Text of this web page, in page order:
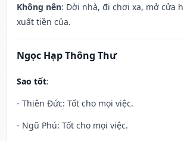
Không nên: Dời nhà, đi chơi xa, mở cửa
xuất tiền của.
Ngọc Hạp Thông Thư
Sao tốt:
- Thiên Đức: Tốt cho mọi việc.
- Ngũ Phú: Tốt cho mọi việc.